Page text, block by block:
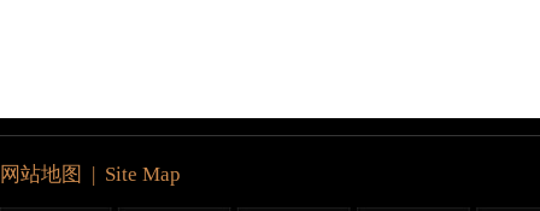
网站地图 | Site Map